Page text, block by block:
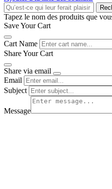
Tapez le nom des produits que
Save Your Cart
Cart Name
Share Your Cart
Share via email
Email
Subject
Message